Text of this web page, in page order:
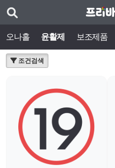
오나홀 윤활제 보조제품
조건검색